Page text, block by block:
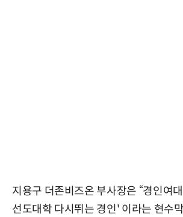
지용구 더존비즈온 부사장은 “경인여
선도대학 다시뛰는 경인' 이라는 현수